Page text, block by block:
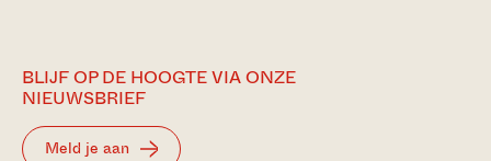
BLIJF OP DE HOOGTE VIA ONZE
NIEUWSBRIEF
Meld je aan